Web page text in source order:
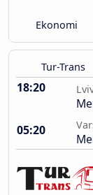
Ekonomi
Tur-Trans
18:20
05:20